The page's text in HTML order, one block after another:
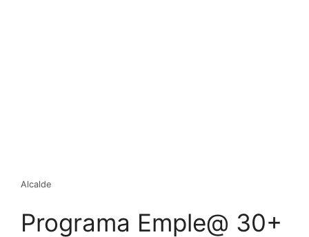
Alcalde
Programa Emple@ 30+